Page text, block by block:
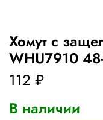
Хомут с
WHU7910
112 ₽
В наличии